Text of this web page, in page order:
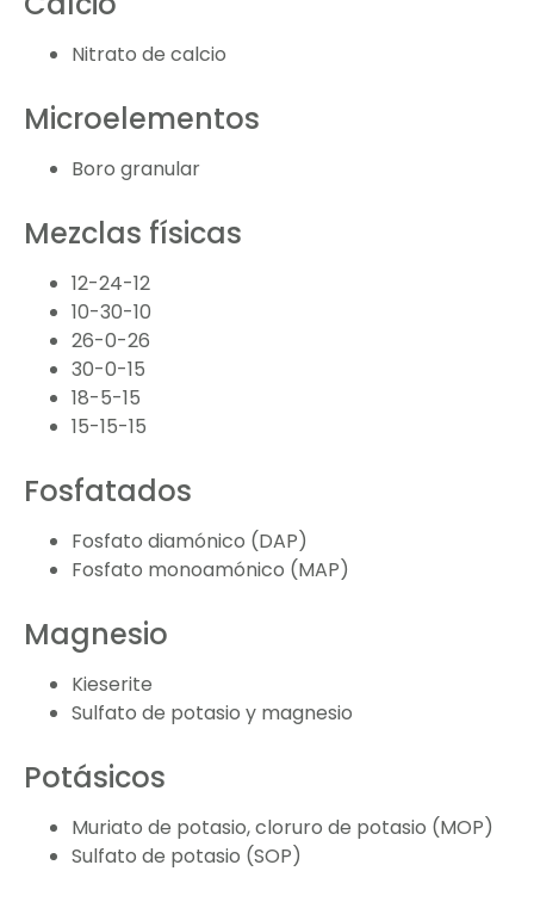
Nitrato de calcio
Microelementos
Boro granular
Mezclas físicas
12-24-12
10-30-10
26-0-26
30-0-15
18-5-15
15-15-15
Fosfatados
Fosfato diamónico (DAP)
Fosfato monoamónico (MAP)
Magnesio
Kieserite
Sulfato de potasio y magnesio
Potásicos
Muriato de potasio, cloruro de potasio (MOP)
Sulfato de potasio (SOP)